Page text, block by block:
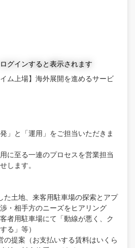
グインすると表示されます
イム上場】海外展開を進めるサービ
」と「運用」をご担当いただきま
に至る一連のプロセスを営業担当
します。
た土地、来客用駐車場の探索とアプ
・相手方のニーズをヒアリング
客者用駐車場にて「動線が悪く、ク
る」等）
の提案（お支払いする賃料はいくら